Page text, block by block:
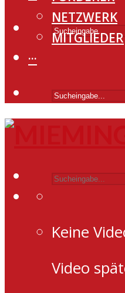
NETZWERK
MITGLIEDER
···
Keine
Video